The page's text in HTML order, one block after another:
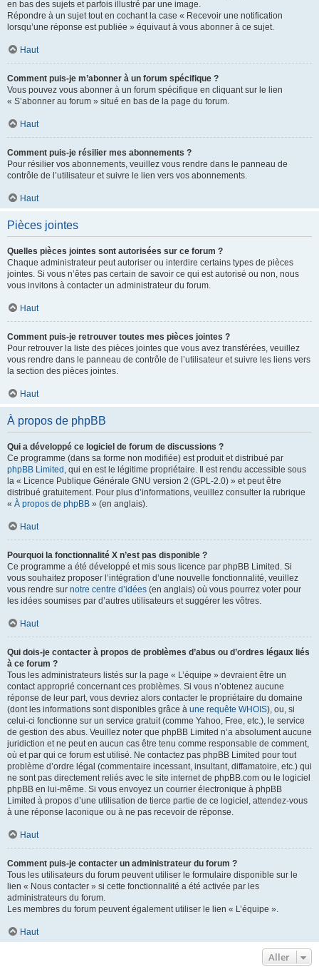
en bas des sujets et parfois illustré par une image.
Répondre à un sujet tout en cochant la case « Recevoir une notification
lorsqu’une réponse est publiée » équivaut à vous abonner à ce sujet.
Haut
Comment puis-je m’abonner à un forum spécifique ?
Vous pouvez vous abonner à un forum spécifique en cliquant sur le lien
« S’abonner au forum » situé en bas de la page du forum.
Haut
Comment puis-je résilier mes abonnements ?
Pour résilier vos abonnements, veuillez vous rendre dans le panneau de
contrôle de l’utilisateur et suivre le lien vers vos abonnements.
Haut
Pièces jointes
Quelles pièces jointes sont autorisées sur ce forum ?
Chaque administrateur peut autoriser ou interdire certains types de pièces
jointes. Si vous n’êtes pas certain de savoir ce qui est autorisé ou non, nous
vous invitons à contacter un administrateur du forum.
Haut
Comment puis-je retrouver toutes mes pièces jointes ?
Pour retrouver la liste des pièces jointes que vous avez transférées, veuillez
vous rendre dans le panneau de contrôle de l’utilisateur et suivre les liens vers
la section des pièces jointes.
Haut
À propos de phpBB
Qui a développé ce logiciel de forum de discussions ?
Ce programme (dans sa forme non modifiée) est produit et distribué par
phpBB Limited , qui en est le légitime propriétaire. Il est rendu accessible sous
la « Licence Publique Générale GNU version 2 (GPL-2.0) » et peut être
distribué gratuitement. Pour plus d’informations, veuillez consulter la rubrique
« À propos de phpBB » (en anglais).
Haut
Pourquoi la fonctionnalité X n’est pas disponible ?
Ce programme a été développé et mis sous licence par phpBB Limited. Si
vous souhaitez proposer l’intégration d’une nouvelle fonctionnalité, veuillez
vous rendre sur notre centre d’idées (en anglais) où vous pourrez voter pour
les idées soumises par d’autres utilisateurs et suggérer les vôtres.
Haut
Qui dois-je contacter à propos de problèmes d’abus ou d’ordres légaux liés
à ce forum ?
Tous les administrateurs listés sur la page « L’équipe » devraient être un
contact approprié concernant ces problèmes. Si vous n’obtenez aucune
réponse de leur part, vous devriez alors contacter le propriétaire du domaine
(dont les informations sont disponibles grâce à une requête WHOIS), ou, si
celui-ci fonctionne sur un service gratuit (comme Yahoo, Free, etc.), le service
de gestion des abus. Veuillez noter que phpBB Limited n’a absolument aucune
juridiction et ne peut en aucun cas être tenu comme responsable de comment,
où et par qui ce forum est utilisé. Ne contactez pas phpBB Limited pour tout
problème d’ordre légal (commentaire incessant, insultant, diffamatoire, etc.) qui
ne sont pas directement reliés avec le site internet de phpBB.com ou le logiciel
phpBB en lui-même. Si vous envoyez un courrier électronique à phpBB
Limited à propos d’une utilisation de tierce partie de ce logiciel, attendez-vous
à une réponse laconique ou à ne pas recevoir de réponse.
Haut
Comment puis-je contacter un administrateur du forum ?
Tous les utilisateurs du forum peuvent utiliser le formulaire disponible sur le
lien « Nous contacter » si cette fonctionnalité a été activée par les
administrateurs du forum.
Les membres du forum peuvent également utiliser le lien « L’équipe ».
Haut
Aller